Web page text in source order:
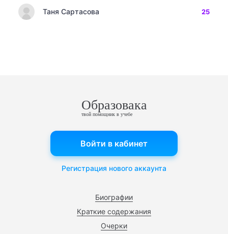
Таня Сартасова 25
Образовака
твой помощник в учебе
Биографии
Краткие содержания
Очерки
Войти в кабинет
Регистрация нового аккаунта